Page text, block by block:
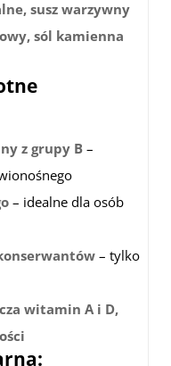
susz warzywny
sól kamienna
z grupy B –
– idealne dla osób
– tylko
witamin A i D,